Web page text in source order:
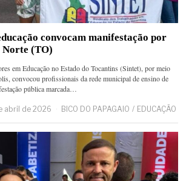
convocam manifestação por
(TO)
em Educação no Estado do Tocantins (Sintet), por meio
convocou profissionais da rede municipal de ensino de
pública marcada…
abril de 2026 BICO DO PAPAGAIO / EDUCAÇÃO